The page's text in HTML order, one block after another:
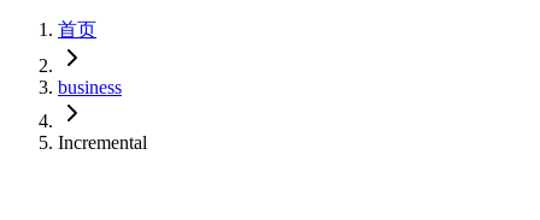
首页
business
Incremental